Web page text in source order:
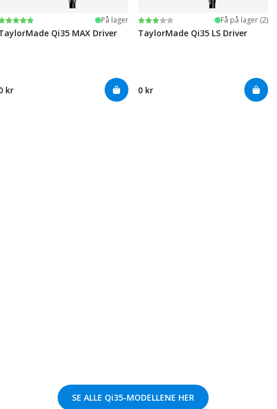
av 5 mulige På lager
Qi35 MAX Driver
kr
Karakter:
3.0 av 5 mulige Få på lager (2)
TaylorMade Qi35 LS Driver
0 kr
SE ALLE Qi35-MODELLENE HER